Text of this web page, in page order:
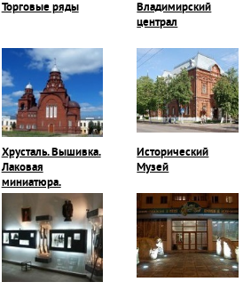
Торговые ряды
Владимирский
централ
Хрусталь. Вышивка.
Лаковая
миниатюра.
Исторический
Музей